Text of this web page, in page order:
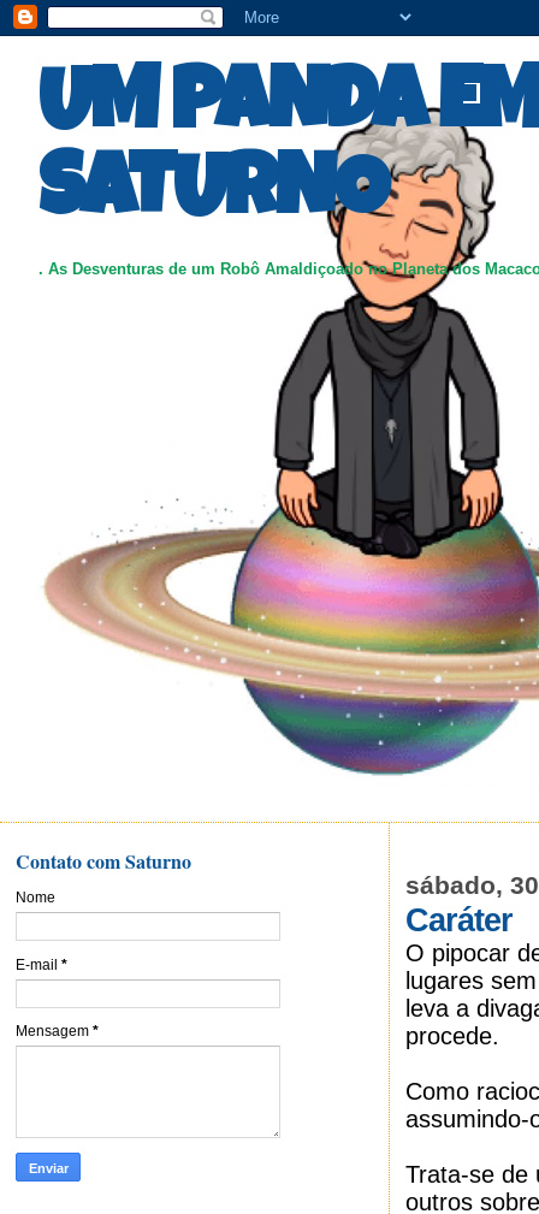
UM PANDA
SATURNO
. As Desventuras de um Robô Amaldiçoado no Planeta dos
sábado,
Caráter
O pipocar
lugares
leva a
procede.
Como
assumindo-
Trata-se de
outros
Contato com Saturno
Nome
E-mail *
Mensagem *